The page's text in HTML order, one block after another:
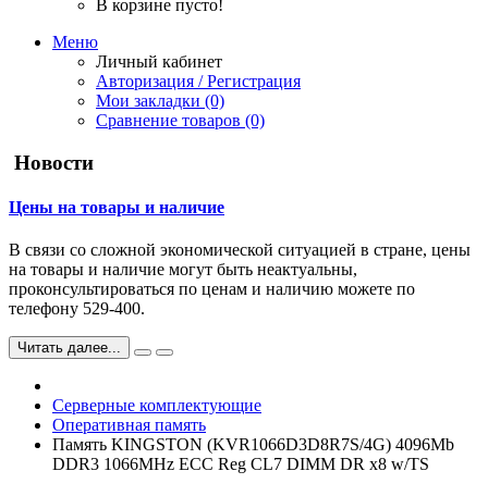
В корзине пусто!
Меню
Личный кабинет
Авторизация / Регистрация
Мои закладки (0)
Сравнение товаров (0)
Новости
Цены на товары и наличие
В связи со сложной экономической ситуацией в стране, цены
на товары и наличие могут быть неактуальны,
проконсультироваться по ценам и наличию можете по
телефону 529-400.
Читать далее...
Серверные комплектующие
Оперативная память
Память KINGSTON (KVR1066D3D8R7S/4G) 4096Mb
DDR3 1066MHz ECC Reg CL7 DIMM DR x8 w/TS